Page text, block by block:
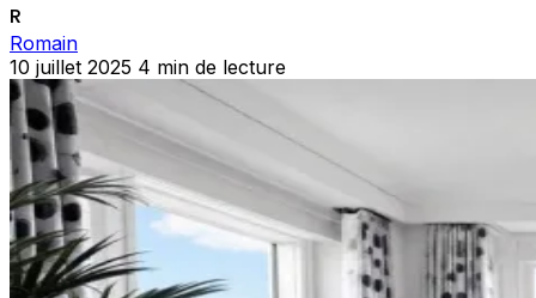
R
Romain
10 juillet 2025 4 min de lecture